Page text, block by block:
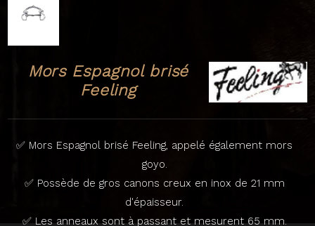
Mors Espagnol brisé
Feeling
✅ Mors Espagnol brisé Feeling, appelé également mors
goyo.
✅ Possède de gros canons creux en inox de 21 mm
d'épaisseur.
✅ Les anneaux sont à passant et mesurent 65 mm.